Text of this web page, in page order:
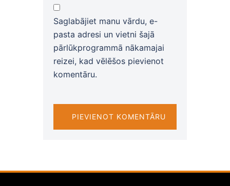
Saglabājiet manu vārdu, e-
pasta adresi un vietni šajā
pārlūkprogrammā nākamajai
reizei, kad vēlēšos pievienot
komentāru.